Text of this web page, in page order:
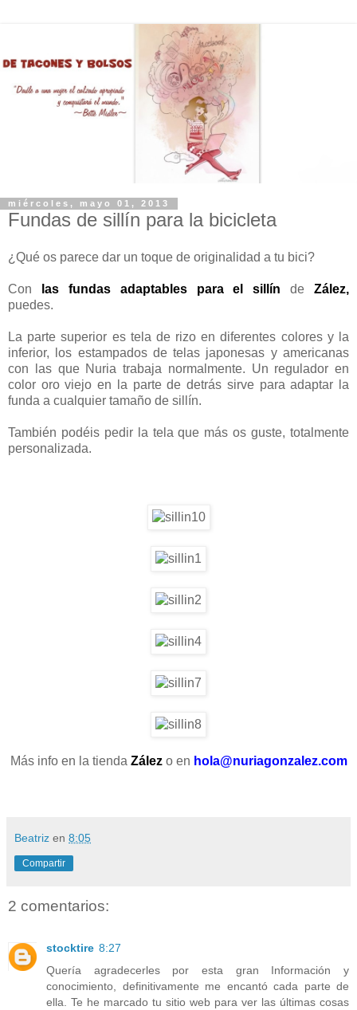
miércoles, mayo 01, 2013
Fundas de sillín para la bicicleta
¿Qué os parece dar un toque de originalidad a tu bici?
Con las fundas adaptables para el sillín de Zález,
puedes.
La parte superior es tela de rizo en diferentes colores y la
inferior, los estampados de telas japonesas y americanas
con las que Nuria trabaja normalmente. Un regulador en
color oro viejo en la parte de detrás sirve para adaptar la
funda a cualquier tamaño de sillín.
También podéis pedir la tela que más os guste, totalmente
personalizada.
Más info en la tienda Zález o en hola@nuriagonzalez.com
Beatriz en 8:05
Compartir
2 comentarios:
stocktire 8:27
Quería agradecerles por esta gran Información y
conocimiento, definitivamente me encantó cada parte de
ella. Te he marcado tu sitio web para ver las últimas cosas